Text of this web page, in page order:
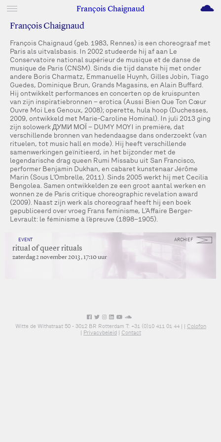
François Chaignaud M
François Chaignaud
François Chaignaud (geb. 1983, Rennes) is een choreograaf met
Paris als uitvalsbasis. In 2002 studeerde hij af aan Le
Conservatoire national supérieur de musique et de danse de
musique de Paris (CNSM). Sinds die tijd danste hij met onder
andere Boris Charmatz, Emmanuelle Huynh, Gilles Jobin, Tiago
Guedes, Dominique Brun, Grands Magasins, en Alain Buffard.
Hij ontwikkelt performances en concerten op de kruispunten
van zijn inspiratiebronnen – erotica (Aussi Bien Que Ton Cœur
Ouvre Moi Les Genoux, 2008); operette, hula hoop (Duchesses,
2009, ontwikkeld met Marie-Caroline Hominal). In juli 2013 ging
zijn solowerk ДУМИ МОЇ – DUMY MOYI in première, dat
verschillende bronnen van hedendaagse dans onderzoekt (van
rituelen, tot music hall en mode). Hij heeft verschillende
samenwerkingen geïnitieerd, in het bijzonder met de
legendarische drag queen Rumi Missabu uit San Francisco,
performer Benjamin Dukhan, en cabaret kunstenaar Jérôme
Marin (Sous L’Ombrelle, 2011). Sinds 2005 werkt hij met Cecilia
Bengolea. Samen ontwikkelden ze een groot aantal werken en
wonnen ze de Paris critique choreographic revelation award
(2009). Naast zijn werk als choreograaf heeft hij een boek
gepubliceerd over vroeg Frans feminisme, L’Affaire Berger-
Levrault: le féminisme à l’épreuve (1898–1905).
ARCHIEF
EVENT
ritual of queer rituals
zaterdag 2 november 2013 , 17:10 uur
Witte de Withstraat 50 - 3012 BR Rotterdam T: +31 (0)10 411 01 44 | | Colofon
| Privacybeleid| Contact